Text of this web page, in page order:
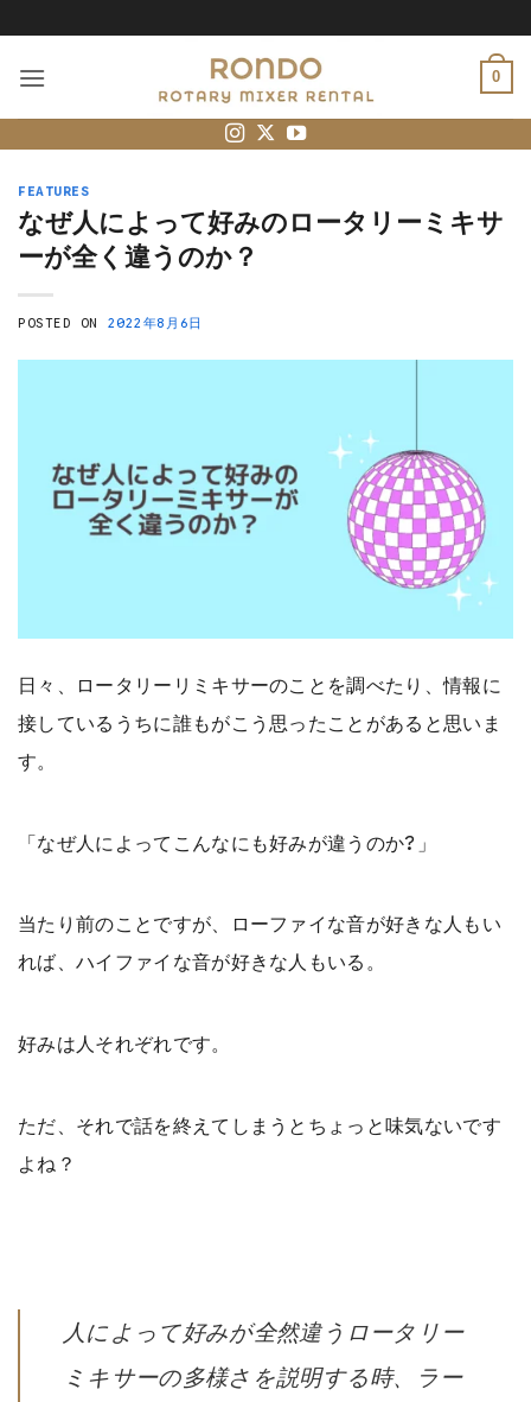
to
content
0
FEATURES
なぜ人によって好みのロータリーミキサ
ーが全く違うのか？
POSTED ON 2022年8月6日
日々、ロータリーリミキサーのことを調べたり、情報に
接しているうちに誰もがこう思ったことがあると思いま
す。
「なぜ人によってこんなにも好みが違うのか?」
当たり前のことですが、ローファイな音が好きな人もい
れば、ハイファイな音が好きな人もいる。
好みは人それぞれです。
ただ、それで話を終えてしまうとちょっと味気ないです
よね？
人によって好みが全然違うロータリー
ミキサーの多様さを説明する時、ラー